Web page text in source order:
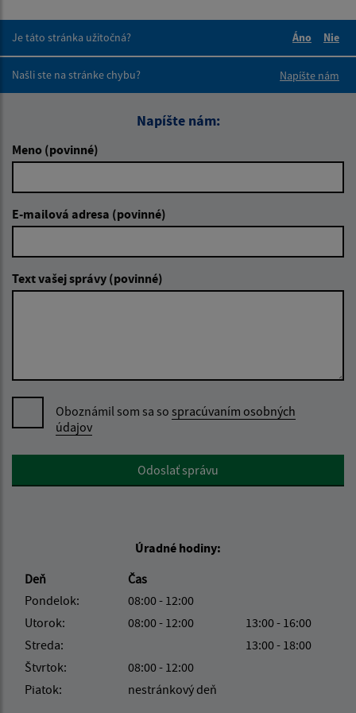
Je táto stránka užitočná?
Áno
Nie
Našli ste na stránke chybu?
Napíšte nám
Napíšte nám:
Meno (povinné)
E-mailová adresa (povinné)
Text vašej správy (povinné)
Oboznámil som sa so spracúvaním osobných
údajov
Google reCaptcha ResponseOdoslať správu
Úradné hodiny:
Deň
Čas
Pondelok:
08:00 - 12:00
Utorok:
08:00 - 12:00
13:00 - 16:00
Streda:
13:00 - 18:00
Štvrtok:
08:00 - 12:00
Piatok:
nestránkový deň